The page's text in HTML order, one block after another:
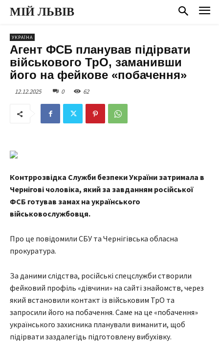
МІЙ ЛЬВІВ
УКРАЇНА
Агент ФСБ планував підірвати
військового ТрО, заманивши
його на фейкове «побачення»
12.12.2025 0 62
Контррозвідка Служби безпеки України затримала в
Чернігові чоловіка, який за завданням російської
ФСБ готував замах на українського
військовослужбовця.
Про це повідомили СБУ та Чернігівська обласна
прокуратура.
За даними слідства, російські спецслужби створили
фейковий профіль «дівчини» на сайті знайомств, через
який встановили контакт із військовим ТрО та
запросили його на побачення. Саме на це «побачення»
українського захисника планували виманити, щоб
підірвати заздалегідь підготовлену вибухівку.